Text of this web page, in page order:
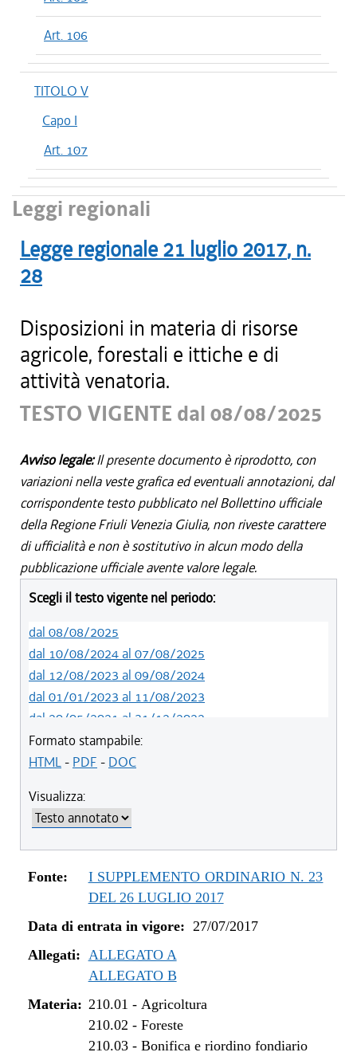
Art. 106
TITOLO V
Capo I
Art. 107
Leggi regionali
Legge regionale 21 luglio 2017, n.
28
Disposizioni in materia di risorse
agricole, forestali e ittiche e di
attività venatoria.
TESTO VIGENTE dal 08/08/2025
Avviso legale:Il presente documento è riprodotto, con
variazioni nella veste grafica ed eventuali annotazioni, dal
corrispondente testo pubblicato nel Bollettino ufficiale
della Regione Friuli Venezia Giulia, non riveste carattere
di ufficialità e non è sostitutivo in alcun modo della
pubblicazione ufficiale avente valore legale.
Scegli il testo vigente nel periodo:
dal 08/08/2025
dal 10/08/2024 al 07/08/2025
dal 12/08/2023 al 09/08/2024
dal 01/01/2023 al 11/08/2023
dal 20/05/2021 al 31/12/2022
dal 12/11/2020 al 19/05/2021
dal 29/03/2018 al 11/11/2020
dal 01/01/2018 al 04/01/2018
dal 27/07/2017 al 31/12/2017
Formato stampabile:
HTML- PDF - DOC
Visualizza:
Fonte:
I SUPPLEMENTO ORDINARIO N. 23
DEL 26 LUGLIO 2017
Data di entrata in vigore: 27/07/2017
Allegati: ALLEGATO A
ALLEGATO B
Materia: 210.01 - Agricoltura
210.02 - Foreste
210.03- Bonifica e riordino fondiario